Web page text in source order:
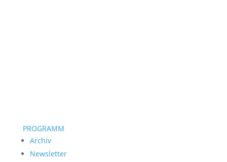
PROGRAMM
Archiv
Newsletter